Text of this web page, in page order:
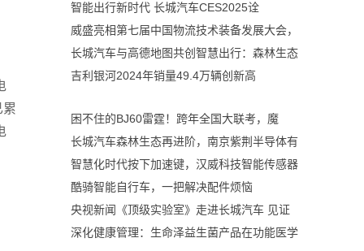
累
智能出行新时代 长城汽车CES2025诠
威盛亮相第七届中国物流技术装备发展大会，
长城汽车与高德地图共创智慧出行：森林生态
吉利银河2024年销量49.4万辆创新高
困不住的BJ60雷霆！跨年全国大联考，魔
长城汽车森林生态再进阶，南京紫荆半导体有
智慧化时代按下加速键，汉威科技智能传感器
酷骑智能自行车，一把解决配件烦恼
央视新闻《顶级实验室》走进长城汽车 见证
深化健康管理：生命泽益生菌产品在功能医学